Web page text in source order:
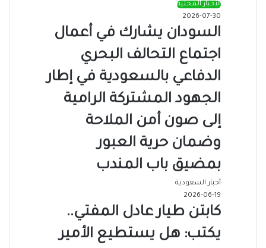
الأخبار المحلية
2026-07-30
السودان يشارك في أعمال
اجتماع التحالف البحري
الدفاعي بالسعودية في إطار
الجهود المشتركة الرامية
إلى صون أمن الملاحة
وضمان حرية العبور
بمضيق باب المندب
أخبار السعودية
2026-06-19
كابتن طيار عادل المفتي..
يكتب: هل يستطيع الأمير